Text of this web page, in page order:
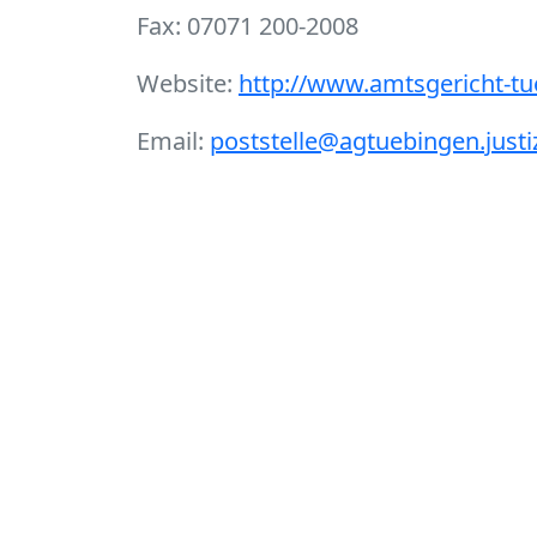
Fax: 07071 200-2008
Website: http://www.amtsgericht-
Email: